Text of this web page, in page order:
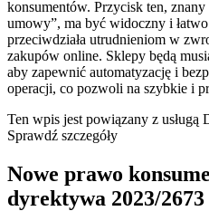
konsumentów. Przycisk ten,
umowy”, ma być widoczny i
przeciwdziała utrudnieniom w
zakupów online. Sklepy będą
aby zapewnić automatyzację i
operacji, co pozwoli na szybkie i
Ten wpis jest powiązany z usługą
Sprawdź szczegóły
Nowe prawo
dyrektywa 2023/